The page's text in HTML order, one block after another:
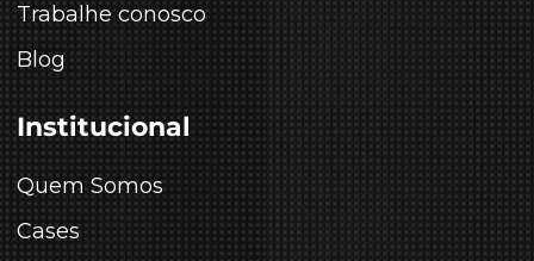
Trabalhe conosco
Blog
Institucional
Quem Somos
Cases